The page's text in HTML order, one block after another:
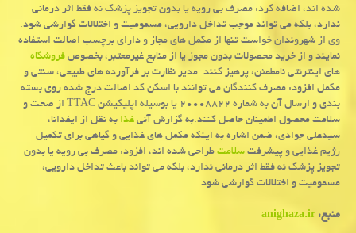
شده اند، اضافه کرد: مصرف بی رویه یا بدون تجویز پزشک نه فقط اثر درمانی
ندارد، بلکه می تواند موجب تداخل دارویی، مسمومیت و اختلالات گوارشی شود.
وی از شهروندان خواست تنها از مکمل های مجاز و دارای برچسب اصالت استفاده
نمایند و از خرید محصولات بدون مجوز یا از منابع غیرمعتبر، بخصوصفروشگاه
های اینترنتی نامطمئن، پرهیز کنند. مدیر نظارت بر فرآورده های طبیعی، سنتی و
مکمل افزود: مصرف کنندگان می توانند با اسکن کد اصالت درج شده روی بسته
بندی و ارسال آن به شماره ۲۰۰۰۸۸۲۲ یا بوسیله اپلیکیشن TTAC از صحت و
سلامت محصول اطمینان حاصل کنند.به گزارش آنیغذابه نقل از ایفدانا،
سیدعلی جوادی، ضمن اشاره به اینکه مکمل های غذایی و گیاهی برای تکمیل
رژیم غذایی و پیشرفتسلامتطراحی شده اند، افزود: مصرف بی رویه یا بدون
تجویز پزشک نه فقط اثر درمانی ندارد، بلکه می تواند باعث تداخل دارویی،
مسمومیت و اختلالات گوارشی شود.
منبع:anighaza.ir